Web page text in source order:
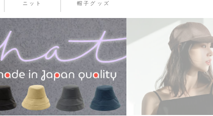
ニット 帽子グッズ